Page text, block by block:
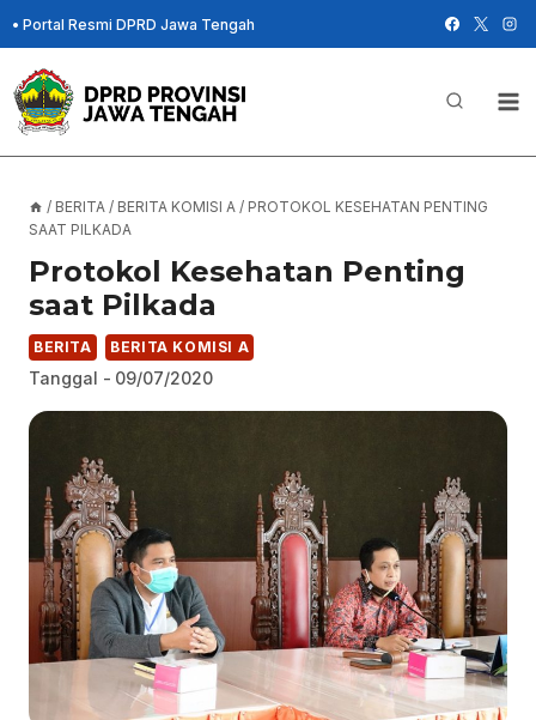
Skip
to
content
• Portal Resmi DPRD Jawa Tengah
/ BERITA / BERITA KOMISI A / PROTOKOL KESEHATAN PENTING
SAAT PILKADA
Protokol Kesehatan Penting
saat Pilkada
BERITA BERITA KOMISI A
Tanggal - 09/07/2020